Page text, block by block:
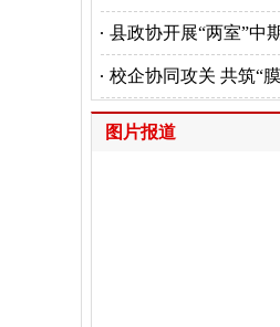
县政协开展“两室”中
校企协同攻关 共筑“
图片报道